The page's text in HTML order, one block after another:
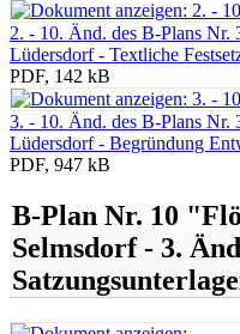
2. - 10. Änd. des B-Plans
Lüdersdorf - Textliche
PDF, 142 kB
3. - 10. Änd. des B-Plans
Lüdersdorf - Begründung
PDF, 947 kB
B-Plan Nr. 10
Selmsdorf - 3.